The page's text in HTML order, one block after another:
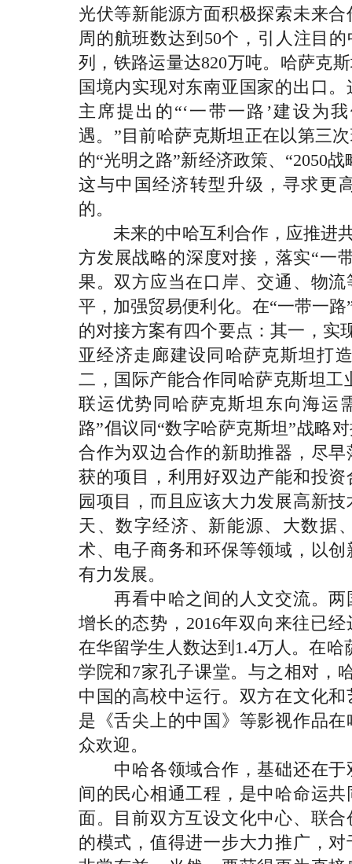
光伏等新能源方面积极探索未来
周的航班数达到50个，引人注目
列，铁路运量达820万吨。哈萨克
国境内实现对东南亚国家的出口
主席提出的“‘一带一路’建设为
遇。”目前哈萨克斯坦正在以第三
的“光明之路”新经济政策、“2050
这与中国经济转型升级，寻求更
的。
未来的中哈互利合作，应推进共
方发展战略的深度对接，落实“一
果。双方应当在口岸、交通、物
平，加强贸易便利化。在“一带一
的对接方案有四个要点：其一，实
亚经济走廊建设同哈萨克斯坦打
二，国际产能合作同哈萨克斯坦
联运优势同哈萨克斯坦东向海运
路”倡议同“数字哈萨克斯坦”战略
合作为双边合作的新助推器，尽
获的项目，利用好双边产能和投
园项目，而且应该大力发展高新
天、数字经济、新能源、大数据
术、电子商务和环保等领域，以
有力发展。
再看中哈之间的人文交流。两
增长的态势，2016年双向来往已
在华留学生人数达到1.4万人。在
学院和7家孔子课堂。与之相对，
中国的高校中运行。双方在文化
是《舌尖上的中国》等影视作品
众欢迎。
中哈各领域合作，基础还在于
间的民心相通工程，是中哈命运
面。目前双方互设文化中心、联
的模式，值得进一步大力推广，